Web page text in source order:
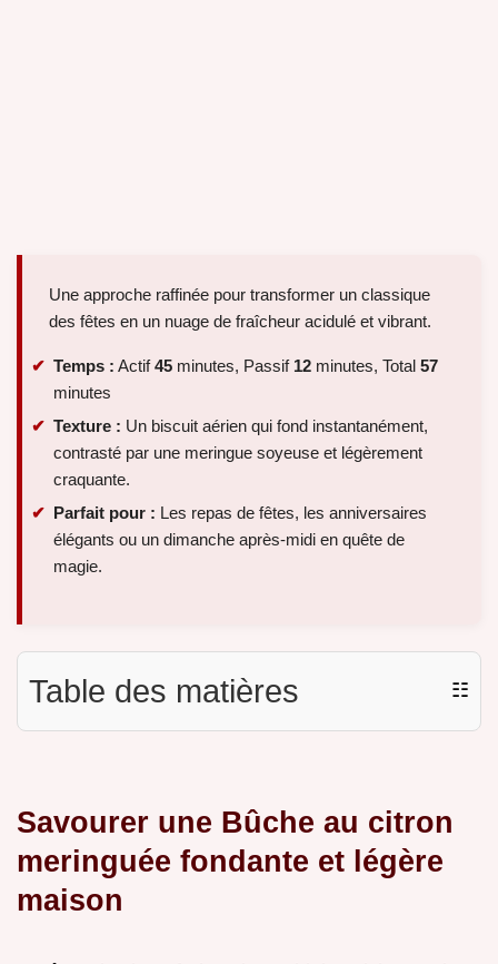
Une approche raffinée pour transformer un classique
des fêtes en un nuage de fraîcheur acidulé et vibrant.
Temps : Actif45 minutes, Passif 12 minutes, Total 57
minutes
Texture : Un biscuit aérien qui fond instantanément,
contrasté par une meringue soyeuse et légèrement
craquante.
Parfait pour : Les repas de fêtes, les anniversaires
élégants ou un dimanche après-midi en quête de
magie.
Table des matières ☷
Savourer une Bûche au citron
meringuée fondante et légère
maison